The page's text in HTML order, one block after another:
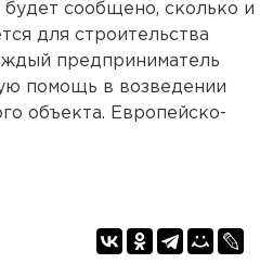
будет сообщено, сколько и
для строительства
предприниматель
помощь в возведении
объекта. Европейско-